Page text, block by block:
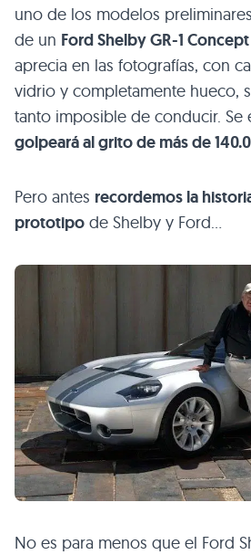
uno de los modelos
de un Ford Shelby GR-1 Concept
aprecia en las fotografías, con
vidrio y completamente hueco,
tanto imposible de conducir. Se
golpeará al grito de más de
Pero antes recordemos la
prototipo de Shelby y Ford…
No es para menos que el Ford